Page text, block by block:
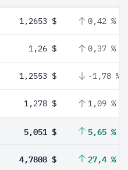
1,2653 $ 0,42 %
1,26 $ 0,37 %
1,2553 $ -1,78 %
1,278 $ 1,09 %
5,051 $ 5,65 %
4,7808 $ 27,4 %